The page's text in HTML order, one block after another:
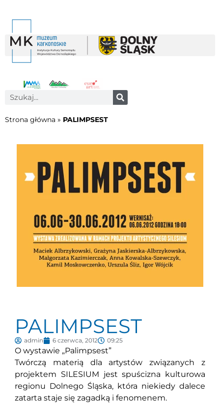
Strona główna » PALIMPSEST
PALIMPSEST
admin 6 czerwca, 2012 09:25
O wystawie „Palimpsest”
Twórczą materią dla artystów związanych z
projektem SILESIUM jest spuścizna kulturowa
regionu Dolnego Śląska, która niekiedy dalece
zatarta staje się zagadką i fenomenem.